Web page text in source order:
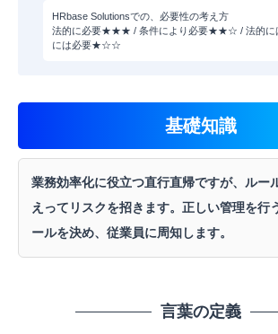
HRbase Solutionsでの、必要性の考え方
法的に必要★★★ / 条件により必要★★☆ / 法的に
には必要★☆☆
基礎知識
業務効率化に役立つ直行直帰ですが、ルー
えってリスクを招きます。正しい管理を行
ールを決め、従業員に周知します。
言葉の定義